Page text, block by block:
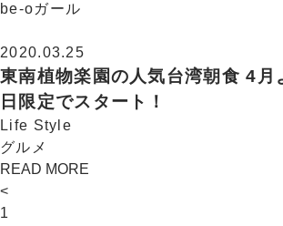
be-oガール
2020.03.25
東南植物楽園の人気台湾朝食 4月
日限定でスタート！
Life Style
グルメ
READ MORE
<
1